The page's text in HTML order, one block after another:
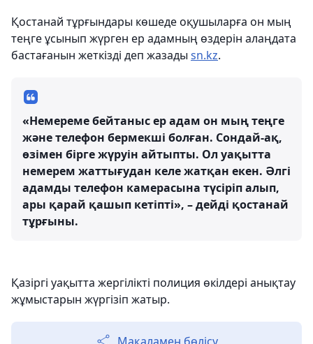
Қостанай тұрғындары көшеде оқушыларға он мың
теңге ұсынып жүрген ер адамның өздерін алаңдата
бастағанын жеткізді деп жазады sn.kz.
«Немереме бейтаныс ер адам он мың теңге
және телефон бермекші болған. Сондай-ақ,
өзімен бірге жүруін айтыпты. Ол уақытта
немерем жаттығудан келе жатқан екен. Әлгі
адамды телефон камерасына түсіріп алып,
ары қарай қашып кетіпті», – дейді қостанай
тұрғыны.
Қазіргі уақытта жергілікті полиция өкілдері анықтау
жұмыстарын жүргізіп жатыр.